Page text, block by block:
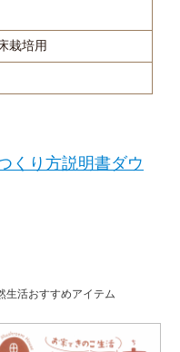
栽培用
くり方説明書ダウ
生活おすすめアイテム